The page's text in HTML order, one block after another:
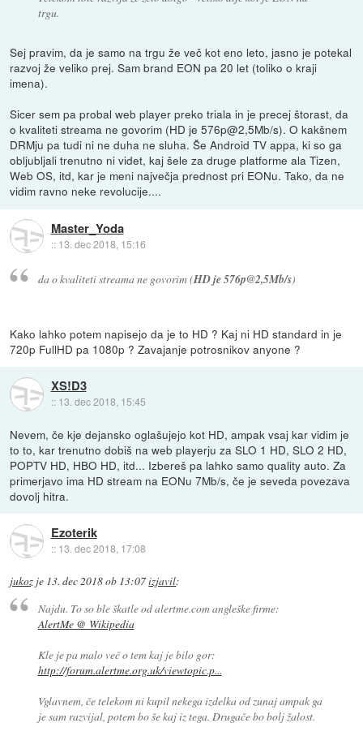
trgu.
Sej pravim, da je samo na trgu že več kot eno leto, jasno je potekal
razvoj že veliko prej. Sam brand EON pa 20 let (toliko o kraji
imena).
Sicer sem pa probal web player preko triala in je precej štorast, da
o kvaliteti streama ne govorim (HD je 576p@2,5Mb/s). O kakšnem
DRMju pa tudi ni ne duha ne sluha. Še Android TV appa, ki so ga
obljubljali trenutno ni videt, kaj šele za druge platforme ala Tizen,
Web OS, itd, kar je meni največja prednost pri EONu. Tako, da ne
vidim ravno neke revolucije....
Master_Yoda
:: 13. dec 2018, 15:16
da o kvaliteti streama ne govorim (HD je 576p@2,5Mb/s)
Kako lahko potem napisejo da je to HD ? Kaj ni HD standard in je
720p FullHD pa 1080p ? Zavajanje potrosnikov anyone ?
XS!D3
:: 13. dec 2018, 15:45
Nevem, če kje dejansko oglašujejo kot HD, ampak vsaj kar vidim je
to to, kar trenutno dobiš na web playerju za SLO 1 HD, SLO 2 HD,
POPTV HD, HBO HD, itd... Izbereš pa lahko samo quality auto. Za
primerjavo ima HD stream na EONu 7Mb/s, če je seveda povezava
dovolj hitra.
Ezoterik
:: 13. dec 2018, 17:08
jukoz je 13. dec 2018 ob 13:07izjavil:
Najdu. To so ble škatle od alertme.com angleške firme:
AlertMe @ Wikipedia
Kle je pa malo več o tem kaj je bilo gor:
http://forum.alertme.org.uk/viewtopic.p...
Vglavnem, če telekom ni kupil nekega izdelka od zunaj ampak ga
je sam razvijal, potem bo še kaj iz tega. Drugače bo bolj žalost.